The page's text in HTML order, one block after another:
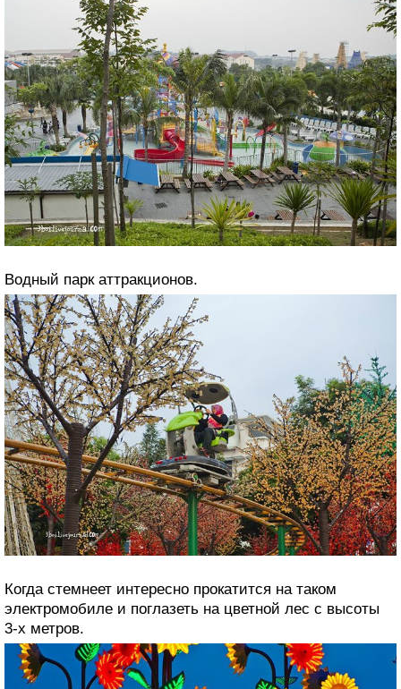
Водный парк аттракционов.
Когда стемнеет интересно прокатится на таком
электромобиле и поглазеть на цветной лес с высоты
3-х метров.